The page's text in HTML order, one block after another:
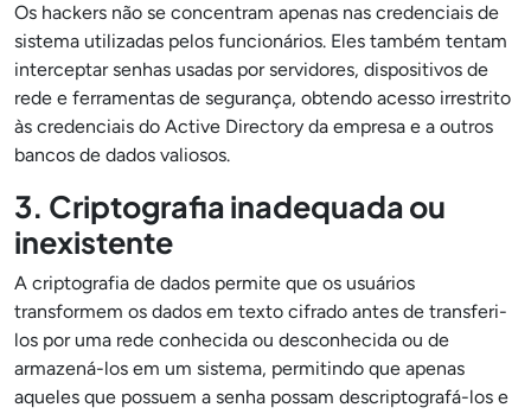
Os hackers não se concentram apenas nas credenciais de
sistema utilizadas pelos funcionários. Eles também tentam
interceptar senhas usadas por servidores, dispositivos de
rede e ferramentas de segurança, obtendo acesso irrestrito
às credenciais do Active Directory da empresa e a outros
bancos de dados valiosos.
3. Criptografia inadequada ou
inexistente
A criptografia de dados permite que os usuários
transformem os dados em texto cifrado antes de transferi-
los por uma rede conhecida ou desconhecida ou de
armazená-los em um sistema, permitindo que apenas
aqueles que possuem a senha possam descriptografá-los e